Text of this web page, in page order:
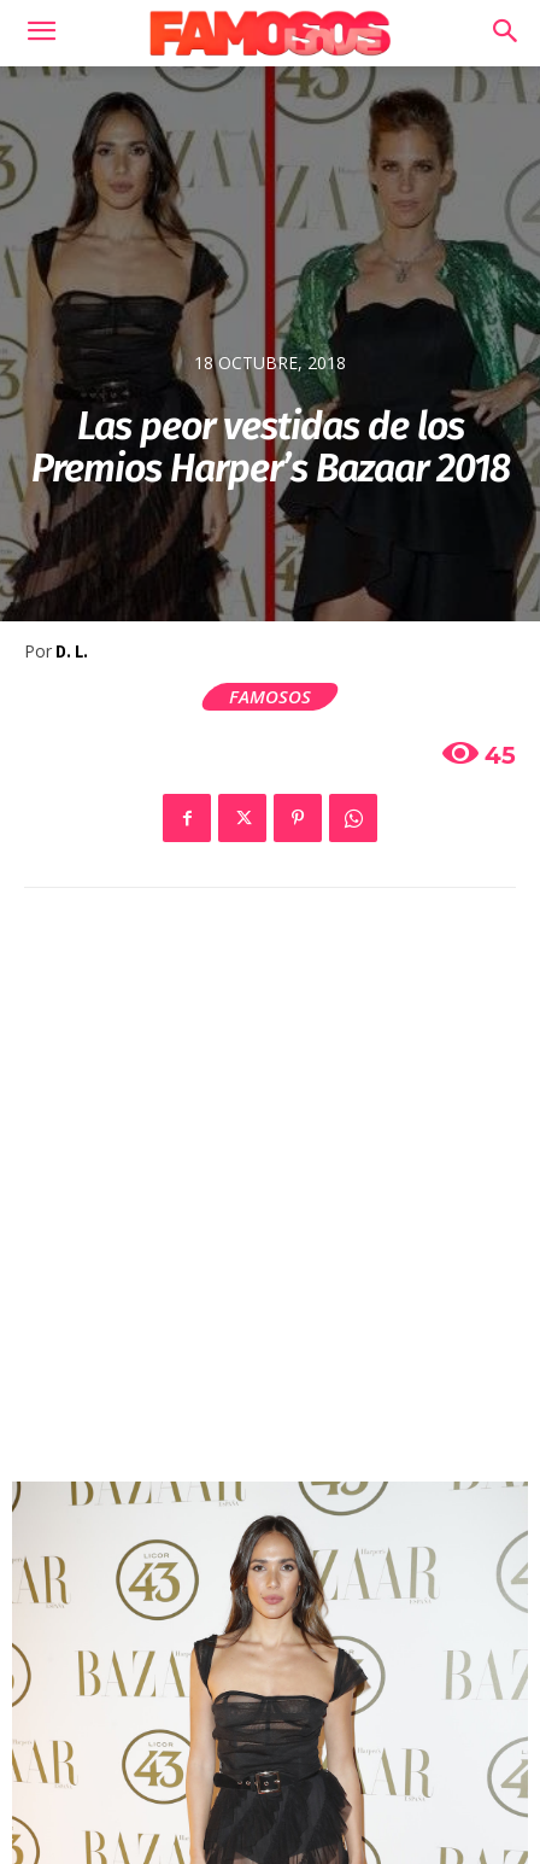
18 OCTUBRE, 2018
Las peor vestidas de los
Premios Harper’s Bazaar 2018
Por D. L.
FAMOSOS
45